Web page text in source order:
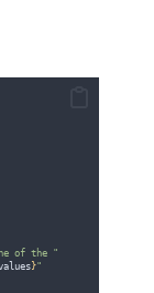
of the "
}"